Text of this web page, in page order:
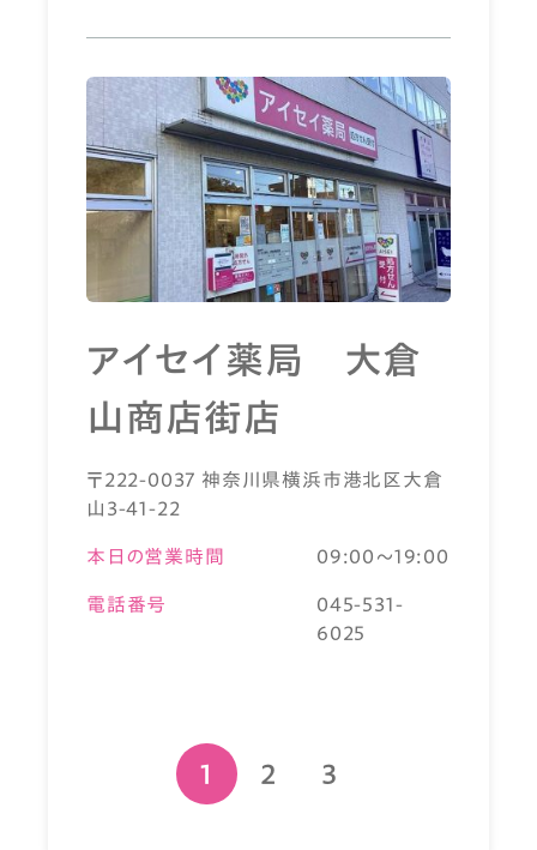
アイセイ薬局 大倉
山商店街店
〒222-0037 神奈川県横浜市港北区大倉
山3-41-22
本日の営業時間 09:00～19:00
電話番号
045-531-
6025
1 2 3